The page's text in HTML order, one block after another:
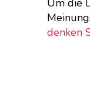
denken